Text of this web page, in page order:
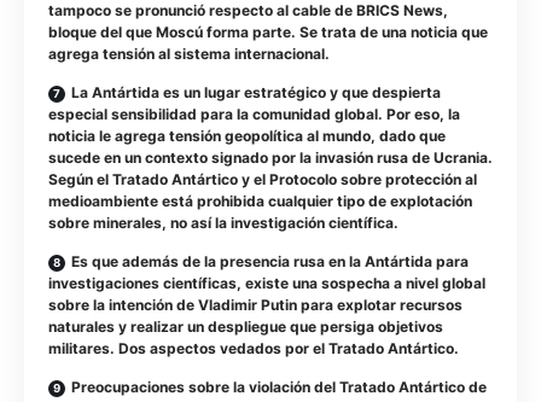
tampoco se pronunció respecto al cable de BRICS News,
bloque del que Moscú forma parte. Se trata de una noticia que
agrega tensión al sistema internacional.
La Antártida es un lugar estratégico y que despierta
especial sensibilidad para la comunidad global. Por eso, la
noticia le agrega tensión geopolítica al mundo, dado que
sucede en un contexto signado por la invasión rusa de Ucrania.
Según el Tratado Antártico y el Protocolo sobre protección al
medioambiente está prohibida cualquier tipo de explotación
sobre minerales, no así la investigación científica.
Es que además de la presencia rusa en la Antártida para
investigaciones científicas, existe una sospecha a nivel global
sobre la intención de Vladimir Putin para explotar recursos
naturales y realizar un despliegue que persiga objetivos
militares. Dos aspectos vedados por el Tratado Antártico.
Preocupaciones sobre la violación del Tratado Antártico de